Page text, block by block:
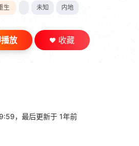
生 未知 内地
放 收藏
，最后更新于 1年前